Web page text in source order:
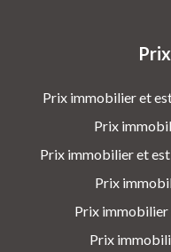
Prix immobilier et
Prix
Prix immobilier et
Prix
Prix
Prix